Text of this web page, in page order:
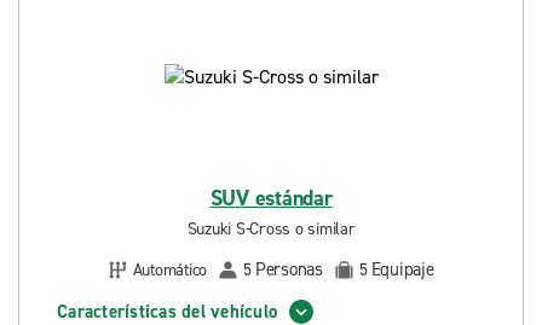
SUV estándar
Suzuki S-Cross o similar
Automático
5 Personas 5 Equipaje
Características del vehículo